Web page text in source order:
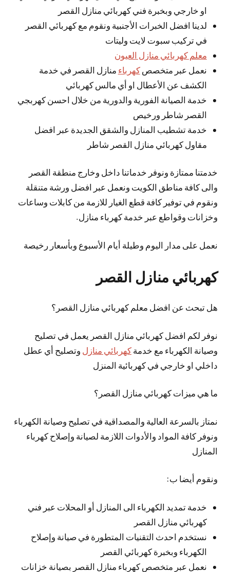
او خارجي وبخبرة فني كهربائي منازل القصر
لدينا افضل الخبرات الأجنبية ونقوم مع كهربائي القصر
في تركيب سبوت لايت وليتات
معلم كهربائي منازل العيون
نعمل عبر متخصصكهرباء منازل القصر في خدمة
الكشف عن الأعطال او أي مالس كهربائي
خدمة الصيانة الفورية والدورية من خلال احسن كهربجي
القصر شاطر ورخيص
خدمة تشطيب المنازل والشقق الجديدة عبر افضل
مقاول كهربائي منازل القصر شاطر
خدمتنا ممتازة ونوفر خدماتنا داخل وخارج منطقة القصر
والى كافة مناطق الكويت ونعمل عبر افضل ورشة متنقلة
ونقوم في توفير كافة قطع الغيار للازمة من كابلات وساعات
وخزانات وقواطع عبر خدمة كهرباء منازل.
نعمل على مدار اليوم وطيلة أيام الأسبوع وبأسعار رخيصة
كهربائي منازل القصر
هل تبحث عن افضل معلم كهربائي منازل القصر؟
نوفر لكم افضل كهربائي منازل القصر يعمل في تصليح
وصيانة الكهرباء مع خدمة كهربائي منازل وتصليح أي عطل
داخلي او خارجي في كهربائية المنزل
ما هي ميزات كهربائي منازل القصر؟
نمتاز بالسرعة العالية والمصداقية في تصليح وصيانة الكهرباء
ونوفر كافة المواد والأدوات اللازمة لصيانة وإصلاح كهرباء
المنازل
ونقوم أيضا ب:
خدمة تمديد الكهرباء الى المنازل أو المحلات عبر فني
كهربائي منازل القصر
نستخدم احدث التقنيات المتطورة في صيانة وإصلاح
الكهرباء وبخبرة كهربائي القصر
نعمل عبر متخصص كهرباء منازل القصر بصيانة خزانات